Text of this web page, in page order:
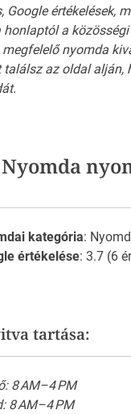
Google értékelések,
a
nyomda
találsz az oldal alján,
kategória:
értékelése: 3.7 (6
tartása:
8 AM–4 PM
8 AM–4 PM